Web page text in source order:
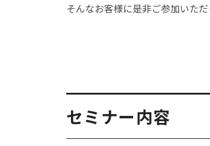
そんなお客様に是非ご参加いただ
セミナー内容